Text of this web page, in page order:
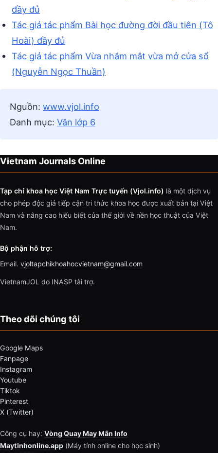
đầy đủ
Tác giả tác phẩm Bài học đường đời đầu tiên (Tô
Hoài) đầy đủ
Tác giả tác phẩm Vừa nhắm mắt vừa mở cửa sổ
(Nguyễn Ngọc Thuần)
Nguồn: www.vjol.info
Danh mục: Văn lớp 6
Vietnam Journals Online
Tạp chí khoa học Việt Nam Trực tuyến (Vjol.info) là một dịch vụ
cho phép độc giả tiếp cận tri thức khoa học được xuất bản tại Việt
Nam và nâng cao hiểu biết của thế giới về nền học thuật của Việt
Nam.
Bộ phận hỗ trợ:
Email. vjoltapchikhoahocvietnam@gmail.com
VietnamJOL do INASP tài trợ.
Theo dõi chúng tôi
Google Maps
Fanpage
Instagram
Youtube
Tiktok
Pinterest
X (Twitter)
Công cụ hay: Vòng Quay May Mắn Info
Maytinhonline.app (Máy tính online cho học sinh)